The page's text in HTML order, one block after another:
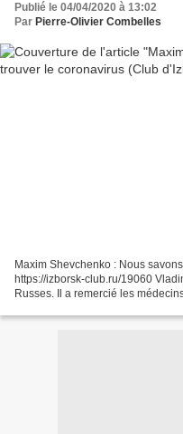
Publié le 04/04/2020 à 13:02
Par Pierre-Olivier Combelles
Maxim Shevchenko : Nous
https://izborsk-club.ru/19060
Russes. Il a remercié les